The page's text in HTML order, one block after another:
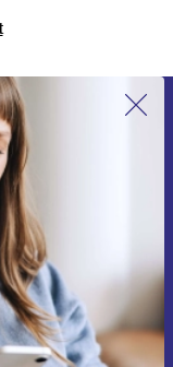
uutiskirjeen
.